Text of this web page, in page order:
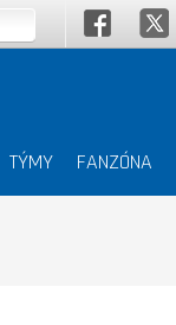
TÝMY FANZÓNA